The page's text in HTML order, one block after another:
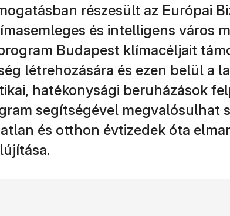
részesült az Európai
és intelligens város
Budapest klímacéljait
létrehozására és ezen belül a
hatékonysági beruházások
segítségével megvalósulhat
és otthon évtizedek óta